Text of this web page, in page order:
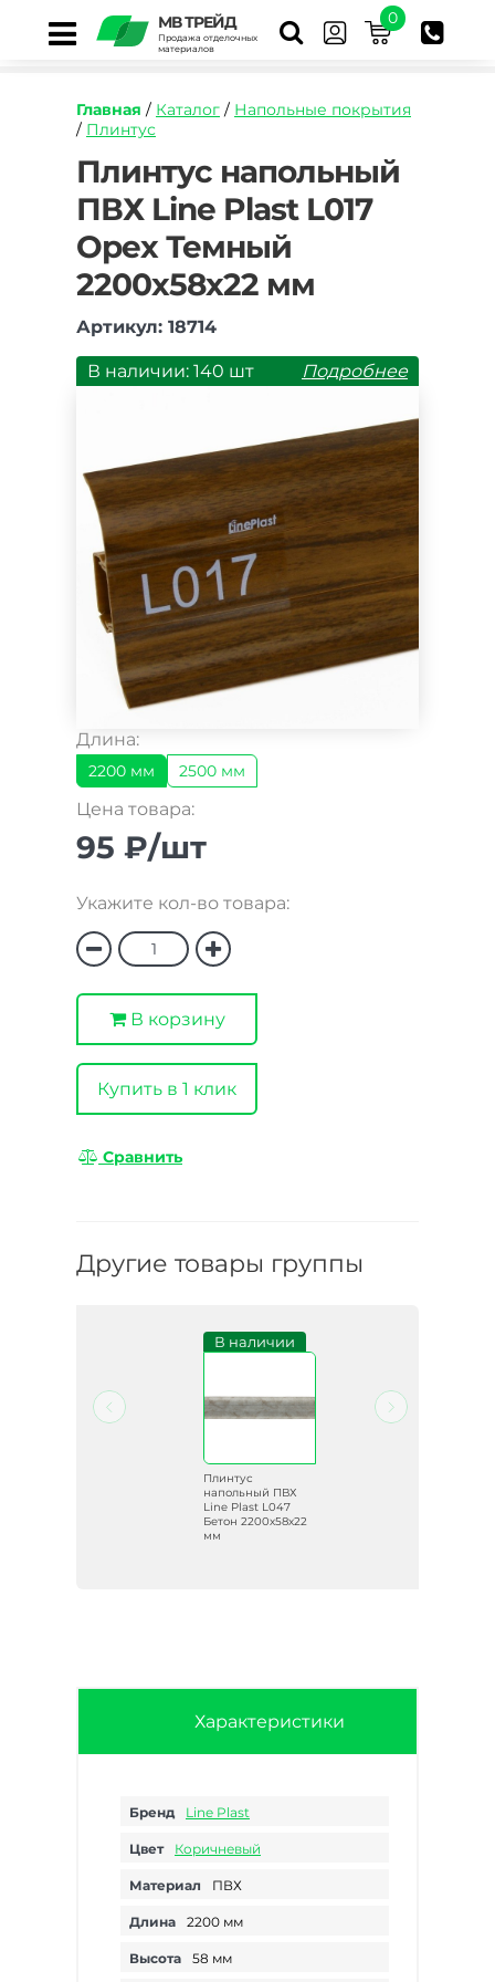
МВ ТРЕЙД
Продажа отделочных
материалов
0
Главная / Каталог / Напольные покрытия
/ Плинтус
https://mvtrade.ru/images/id/normal/plintus-
napolnyj-
pvkh-
line-
plast-
l017-
orekh-
2200h58h22-
mm.jpg
Плинтус напольный
ПВХ Line Plast L017
Орех Темный
2200х58х22 мм
Артикул: 18714
В наличии: 140 шт Подробнее
Длина:
2200 мм 2500 мм
Цена товара:
95 ₽/шт
Укажите кол-во товара:
В корзину
Купить в 1 клик
Сравнить
Другие товары группы
В наличии
Плинтус
напольный ПВХ
Line Plast L047
Бетон 2200х58х22
мм
Характеристики
Бренд Line Plast
Цвет Коричневый
Материал ПВХ
Длина 2200 мм
Высота 58 мм